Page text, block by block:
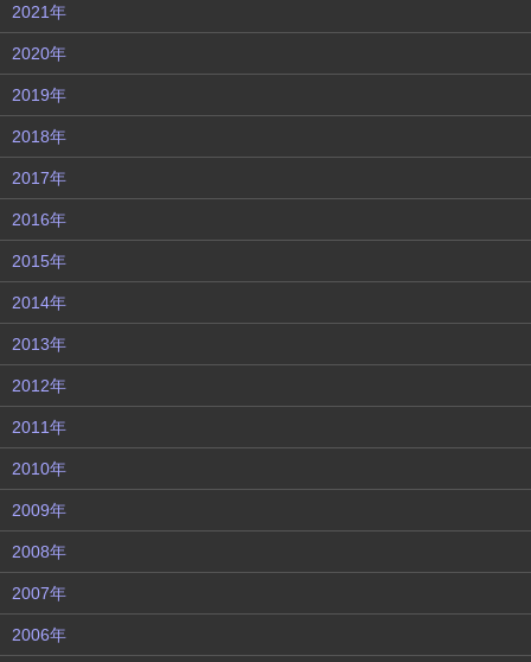
2021年
2020年
2019年
2018年
2017年
2016年
2015年
2014年
2013年
2012年
2011年
2010年
2009年
2008年
2007年
2006年